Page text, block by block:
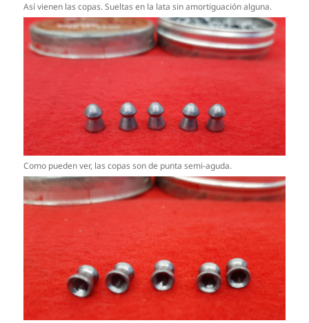
Así vienen las copas. Sueltas en la lata sin amortiguación alguna.
Como pueden ver, las copas son de punta semi-aguda.